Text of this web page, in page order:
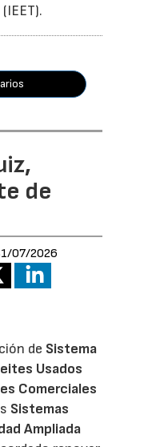
de
07/2026
de Sistema
Usados
Comerciales
Sistemas
Ampliada